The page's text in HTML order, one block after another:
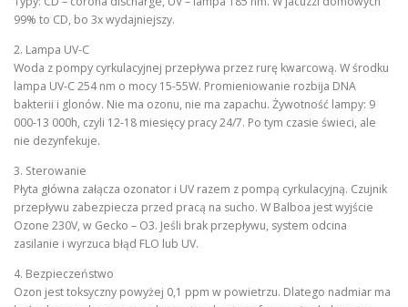
99% to CD, bo 3x wydajniejszy.
2. Lampa UV-C
Woda z pompy cyrkulacyjnej przepływa przez rurę kwarcową. W środku
lampa UV-C 254 nm o mocy 15-55W. Promieniowanie rozbija DNA
bakterii i glonów. Nie ma ozonu, nie ma zapachu. Żywotność lampy: 9
000-13 000h, czyli 12-18 miesięcy pracy 24/7. Po tym czasie świeci, ale
nie dezynfekuje.
3. Sterowanie
Płyta główna załącza ozonator i UV razem z pompą cyrkulacyjną. Czujnik
przepływu zabezpiecza przed pracą na sucho. W Balboa jest wyjście
Ozone 230V, w Gecko – O3. Jeśli brak przepływu, system odcina
zasilanie i wyrzuca błąd FLO lub UV.
4. Bezpieczeństwo
Ozon jest toksyczny powyżej 0,1 ppm w powietrzu. Dlatego nadmiar ma